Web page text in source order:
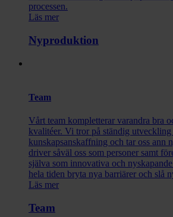
processen.
Läs mer
Nyproduktion
Team
Vårt team kompletterar varandra bra
kvalitéer. Vi tror på ständig utveckling
kunskapsanskaffning och tar oss ann
driver såväl oss som personer samt
själva som innovativa och
hela tiden bryta nya barriärer och slå
Läs mer
Team